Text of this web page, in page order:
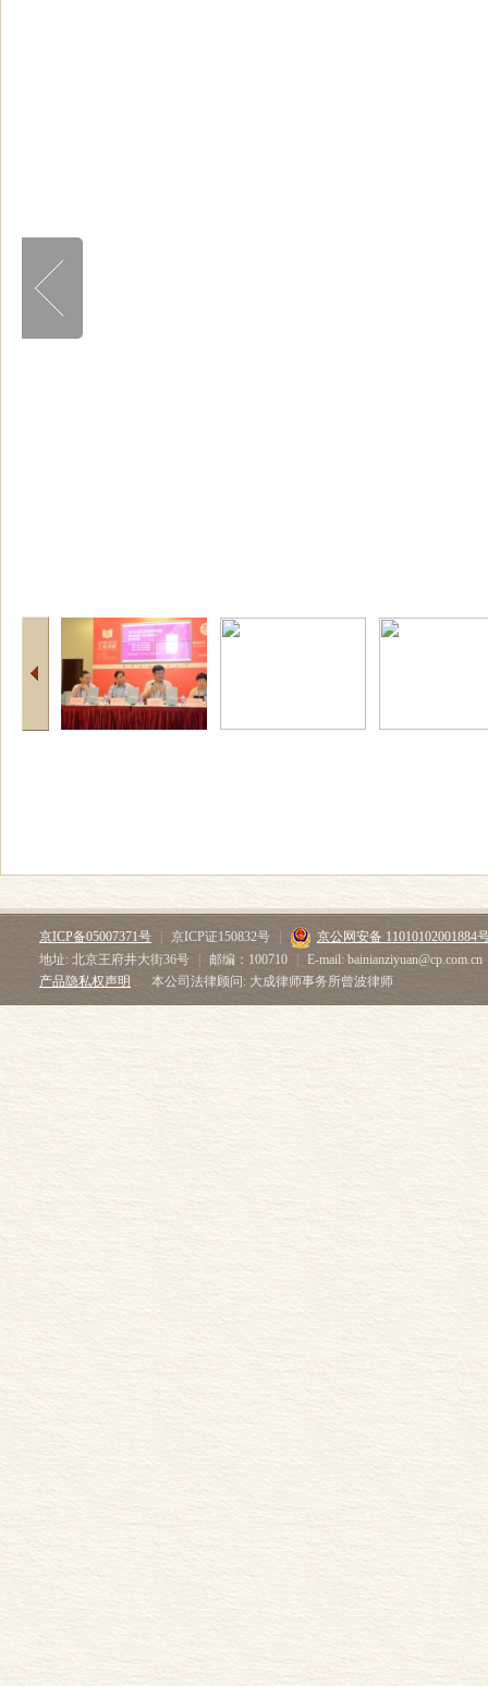
京ICP备05007371号 京ICP证150832号
京公网安备 11010102001884
地址: 北京王府井大街36号
邮编：100710
E-mail: bainianziyuan@cp.com.cn
产品隐私权声明
本公司法律顾问: 大成律师事务所曾波律师